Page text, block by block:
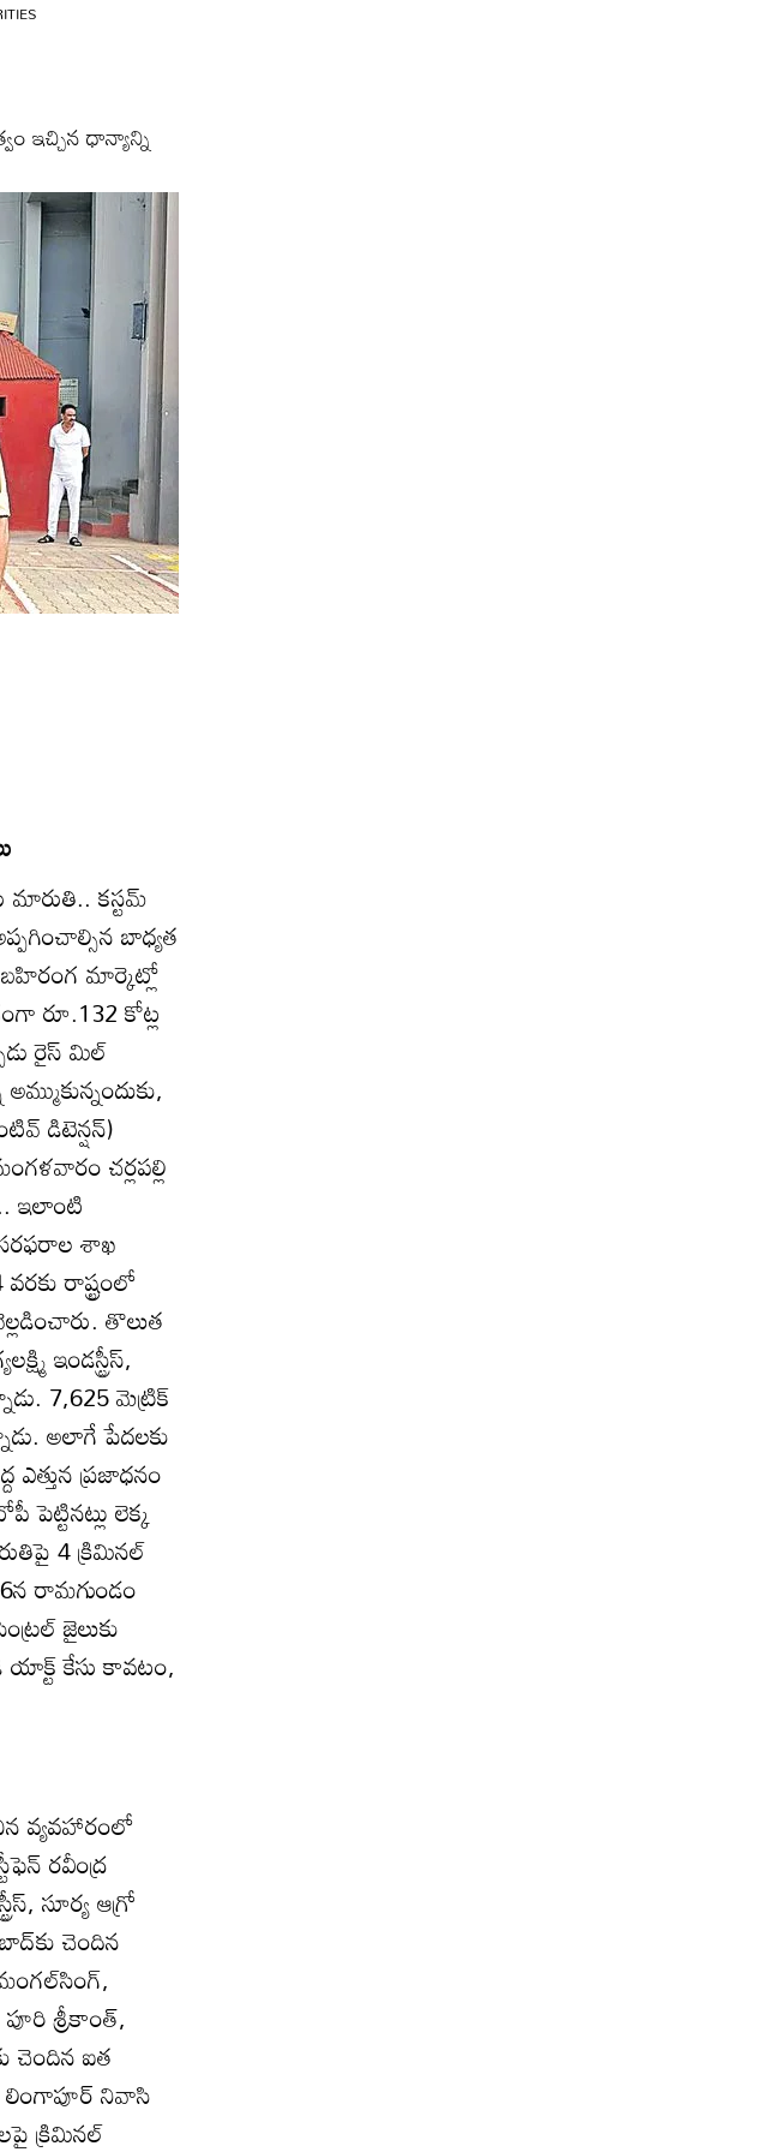
ఇచ్చిన ధాన్యాన్ని
మారుతి.. కస్టమ్‌
బాధ్యత
మార్కెట్లో
రూ.132 కోట్ల
రైస్‌ మిల్‌
డిటెన్షన్‌)
చర్లపల్లి
ఇలాంటి
శాఖ
రాష్ట్రంలో
తొలుత
ఇండస్ట్రీస్‌,
7,625 మెట్రిక్‌
అలాగే పేదలకు
ప్రజాధనం
పెట్టినట్లు లెక్క
4 క్రిమినల్‌
రామగుండం
జైలుకు
కేసు కావటం,
వ్యవహారంలో
రవీంద్ర
సూర్య ఆగ్రో
చెందిన
శ్రీకాంత్‌,
చెందిన ఐత
లింగాపూర్‌ నివాసి
క్రిమినల్‌